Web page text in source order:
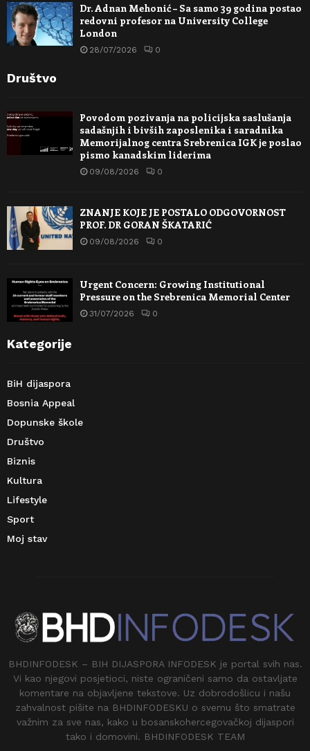
Dr. Adnan Mehonić – Sa samo 39 godina postao
redovni profesor na University College
London
28/07/2026 0
Društvo
Povodom pozivanja na policijska saslušanja
sadašnjih i bivših zaposlenika i saradnika
Memorijalnog centra Srebrenica IGK je poslao
pismo kanadskim liderima
09/08/2026 0
ZNANJE KOJE JE POSTALO ODGOVORNOST
PROF. DR GORAN ŠKATARIĆ
09/08/2026 0
Urgent Concern: Growing Institutional
Pressure on the Srebrenica Memorial Center
31/07/2026 0
Kategorije
BiH dijaspora
Bosnia Appeal
Dopunske škole
Društvo
Biznis
Kultura
Lifestyle
Sport
Moj stav
BHDINFODESK – BIH DIJASPORA INFODESK je portal svih nas.
Vi kao njegovi posjetioci, niste ograničeni samo da ostavljate
komentare na objavljene tekstove. Uz dobrodošlicu i našu
zahvalnost pišite na BHDINFODESKU o svemu što smatrate
važnim za sve nas, kako u bosanskohercegovačkoj dijaspori
tako i domovini. BHDINFODESK TEAM